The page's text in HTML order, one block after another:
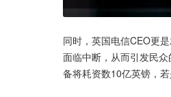
同时，英国电信CEO更
面临中断，从而引发民
备将耗资数10亿英镑，